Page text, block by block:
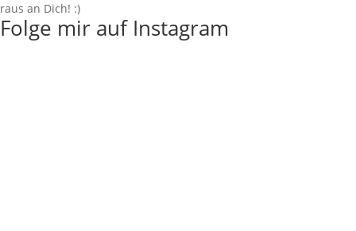
raus an Dich! :)
Folge mir auf Instagram